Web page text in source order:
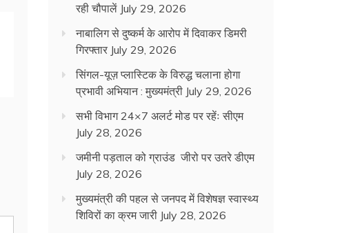
रही चौपालें July 29, 2026
नाबालिग से दुष्कर्म के आरोप में दिवाकर डिमरी
गिरफ्तार July 29, 2026
सिंगल-यूज़ प्लास्टिक के विरुद्ध चलाना होगा
प्रभावी अभियान : मुख्यमंत्री July 29, 2026
सभी विभाग 24×7 अलर्ट मोड पर रहेंः सीएम
July 28, 2026
जमीनी पड़ताल को ग्राउंड जीरो पर उतरे डीएम
July 28, 2026
मुख्यमंत्री की पहल से जनपद में विशेषज्ञ स्वास्थ्य
शिविरों का क्रम जारी July 28, 2026